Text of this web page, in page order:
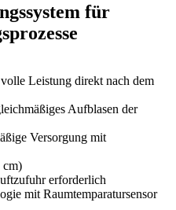
für
Leistung direkt nach dem
Aufblasen der
Versorgung mit
cm)
erforderlich
mit Raumtemparatursensor